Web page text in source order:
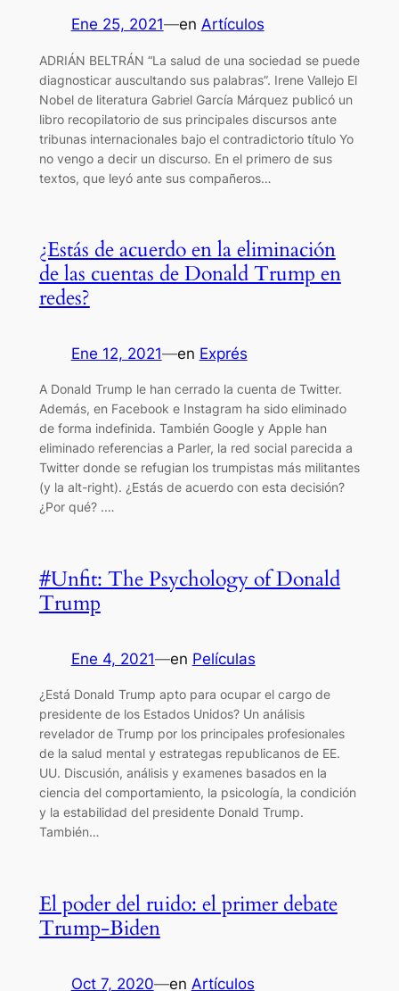
Ene 25, 2021—en Artículos
ADRIÁN BELTRÁN “La salud de una sociedad se puede
diagnosticar auscultando sus palabras”. Irene Vallejo El
Nobel de literatura Gabriel García Márquez publicó un
libro recopilatorio de sus principales discursos ante
tribunas internacionales bajo el contradictorio título Yo
no vengo a decir un discurso. En el primero de sus
textos, que leyó ante sus compañeros…
¿Estás de acuerdo en la eliminación
de las cuentas de Donald Trump en
redes?
Ene 12, 2021—en Exprés
A Donald Trump le han cerrado la cuenta de Twitter.
Además, en Facebook e Instagram ha sido eliminado
de forma indefinida. También Google y Apple han
eliminado referencias a Parler, la red social parecida a
Twitter donde se refugian los trumpistas más militantes
(y la alt-right). ¿Estás de acuerdo con esta decisión?
¿Por qué? .…
#Unfit: The Psychology of Donald
Trump
Ene 4, 2021—en Películas
¿Está Donald Trump apto para ocupar el cargo de
presidente de los Estados Unidos? Un análisis
revelador de Trump por los principales profesionales
de la salud mental y estrategas republicanos de EE.
UU. Discusión, análisis y examenes basados en la
ciencia del comportamiento, la psicología, la condición
y la estabilidad del presidente Donald Trump.
También…
El poder del ruido: el primer debate
Trump-Biden
Oct 7, 2020—en Artículos